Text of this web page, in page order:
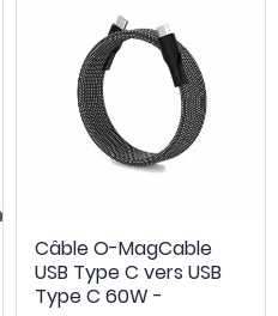
Câble O-MagCable
USB Type C vers USB
Type C 60W -